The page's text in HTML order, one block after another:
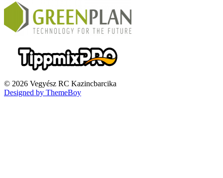
© 2026 Vegyész RC Kazincbarcika
Designed by ThemeBoy